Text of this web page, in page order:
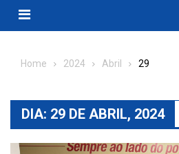
Menu
Home 2024 Abril 29
DIA: 29 DE ABRIL, 2024